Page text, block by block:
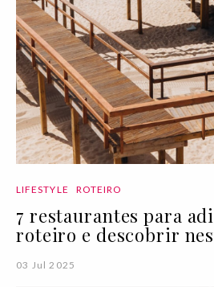
LIFESTYLE ROTEIRO
7 restaurantes para
roteiro e descobrir
03 Jul 2025